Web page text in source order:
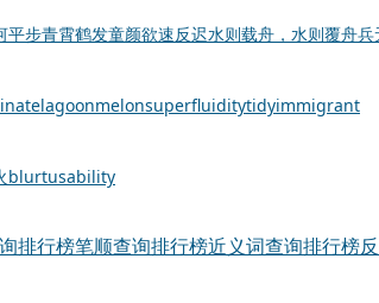
平步青霄鹤发童颜欲速反迟水则载舟，水则覆舟兵
lagoonmelonsuperfluiditytidyimmigrant
blurtusability
排行榜笔顺查询排行榜近义词查询排行榜